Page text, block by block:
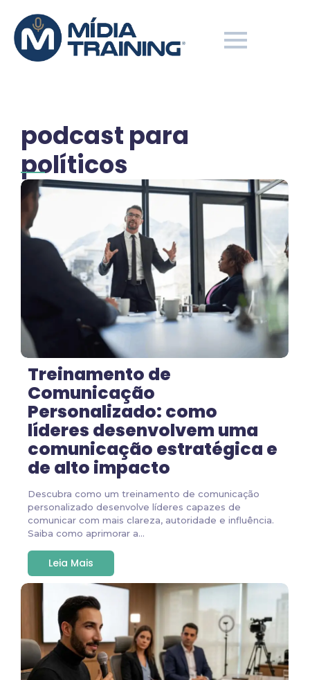
podcast para
políticos
Treinamento de
Comunicação
Personalizado: como
líderes desenvolvem uma
comunicação estratégica e
de alto impacto
Descubra como um treinamento de comunicação
personalizado desenvolve líderes capazes de
comunicar com mais clareza, autoridade e influência.
Saiba como aprimorar a...
Leia Mais